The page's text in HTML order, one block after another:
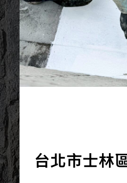
台北市士林